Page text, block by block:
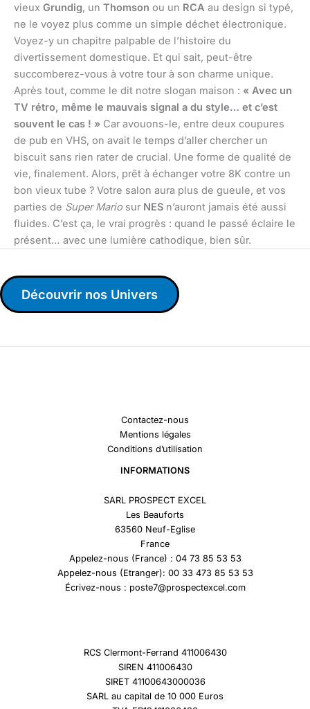
vieux Grundig, un Thomson ou un RCA au design si typé,
ne le voyez plus comme un simple déchet électronique.
Voyez-y un chapitre palpable de l’histoire du
divertissement domestique. Et qui sait, peut-être
succomberez-vous à votre tour à son charme unique.
Après tout, comme le dit notre slogan maison : « Avec un
TV rétro, même le mauvais signal a du style… et c’est
souvent le cas ! » Car avouons-le, entre deux coupures
de pub en VHS, on avait le temps d’aller chercher un
biscuit sans rien rater de crucial. Une forme de qualité de
vie, finalement. Alors, prêt à échanger votre 8K contre un
bon vieux tube ? Votre salon aura plus de gueule, et vos
parties de Super Mario sur NES n’auront jamais été aussi
fluides. C’est ça, le vrai progrès : quand le passé éclaire le
présent… avec une lumière cathodique, bien sûr.
Découvrir nos Univers
Contactez-nous
Mentions légales
Conditions d’utilisation
INFORMATIONS
SARL PROSPECT EXCEL
Les Beauforts
63560 Neuf-Eglise
France
Appelez-nous (France) : 04 73 85 53 53
Appelez-nous (Etranger): 00 33 473 85 53 53
Écrivez-nous : poste7@prospectexcel.com
RCS Clermont-Ferrand 411006430
SIREN 411006430
SIRET 41100643000036
SARL au capital de 10 000 Euros